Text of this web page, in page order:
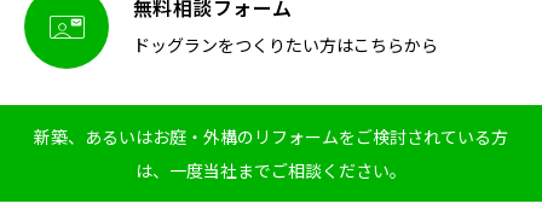
 無料相談フォーム
ドッグランをつくりたい方はこちらから
新築、あるいはお庭・外構のリフォームをご検討されている方
は、一度当社までご相談ください。